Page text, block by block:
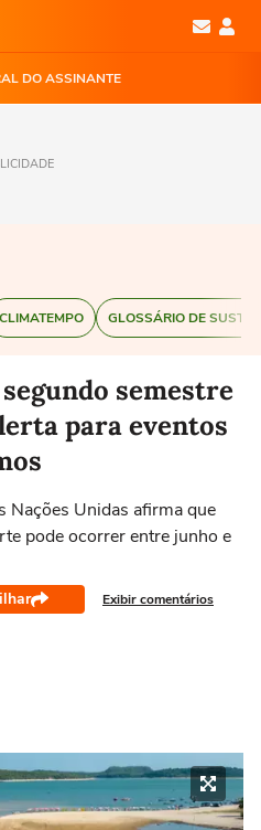
DO ASSINANTE
CLIMATEMPO GLOSSÁRIO DE
semestre
para eventos
Nações Unidas afirma que
pode ocorrer entre junho e
Exibir comentários